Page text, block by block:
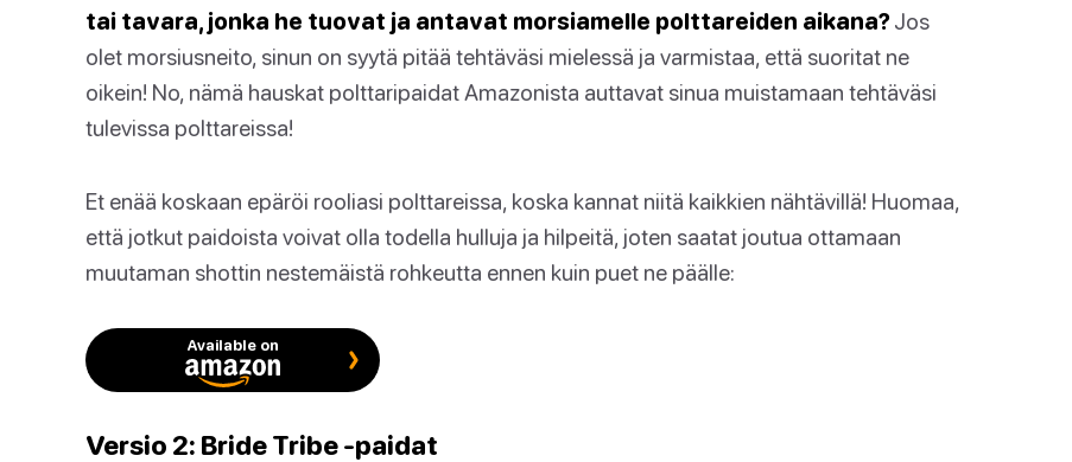
tai tavara, jonka he tuovat ja antavat morsiamelle polttareiden aikana?Jos
olet morsiusneito, sinun on syytä pitää tehtäväsi mielessä ja varmistaa, että suoritat ne
oikein! No, nämä hauskat polttaripaidat Amazonista auttavat sinua muistamaan tehtäväsi
tulevissa polttareissa!
Et enää koskaan epäröi rooliasi polttareissa, koska kannat niitä kaikkien nähtävillä! Huomaa,
että jotkut paidoista voivat olla todella hulluja ja hilpeitä, joten saatat joutua ottamaan
muutaman shottin nestemäistä rohkeutta ennen kuin puet ne päälle:
Available on
Versio 2: Bride Tribe -paidat